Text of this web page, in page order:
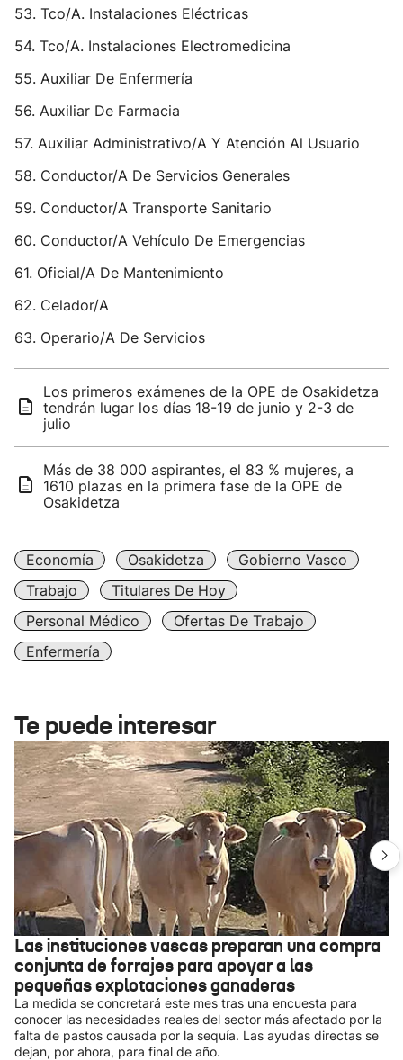
53. Tco/A. Instalaciones Eléctricas
54. Tco/A. Instalaciones Electromedicina
55. Auxiliar De Enfermería
56. Auxiliar De Farmacia
57. Auxiliar Administrativo/A Y Atención Al Usuario
58. Conductor/A De Servicios Generales
59. Conductor/A Transporte Sanitario
60. Conductor/A Vehículo De Emergencias
61. Oficial/A De Mantenimiento
62. Celador/A
63. Operario/A De Servicios
Los primeros exámenes de la OPE de Osakidetza
tendrán lugar los días 18-19 de junio y 2-3 de
julio
Más de 38 000 aspirantes, el 83 % mujeres, a
1610 plazas en la primera fase de la OPE de
Osakidetza
Economía Osakidetza
Gobierno Vasco
Trabajo
Titulares De Hoy
Personal Médico
Ofertas De Trabajo
Enfermería
Te puede interesar
Las instituciones vascas preparan una compra
conjunta de forrajes para apoyar a las
pequeñas explotaciones ganaderas
La medida se concretará este mes tras una encuesta para
conocer las necesidades reales del sector más afectado por la
falta de pastos causada por la sequía. Las ayudas directas se
dejan, por ahora, para final de año.